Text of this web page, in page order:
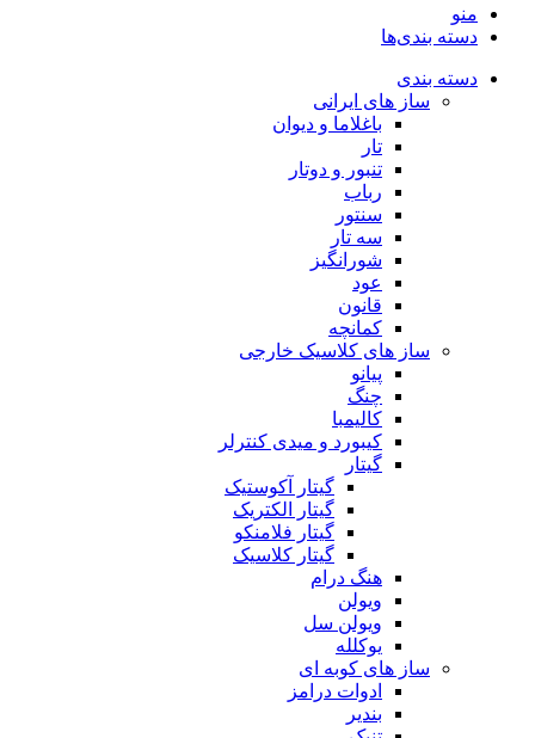
منو
دسته بندی‌ها
دسته بندی
ساز های ایرانی
باغلاما و دیوان
تار
تنبور و دوتار
رباب
سنتور
سه تار
شورانگیز
عود
قانون
کمانچه
ساز های کلاسیک خارجی
پیانو
چنگ
کالیمبا
کیبورد و میدی کنترلر
گیتار
گیتار آکوستیک
گیتار الکتریک
گیتار فلامنکو
گیتار کلاسیک
هنگ درام
ویولن
ویولن سل
یوکلله
ساز های کوبه ای
ادوات درامز
بندیر